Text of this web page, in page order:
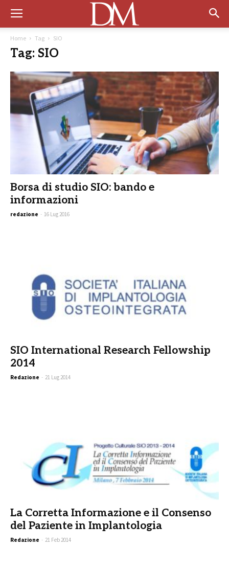
Home Tag SIO
Tag: SIO
Borsa di studio SIO: bando e
informazioni
redazione - 16 Lug 2016
SIO International Research Fellowship
2014
Redazione - 21 Lug 2014
La Corretta Informazione e il Consenso
del Paziente in Implantologia
Redazione - 21 Feb 2014